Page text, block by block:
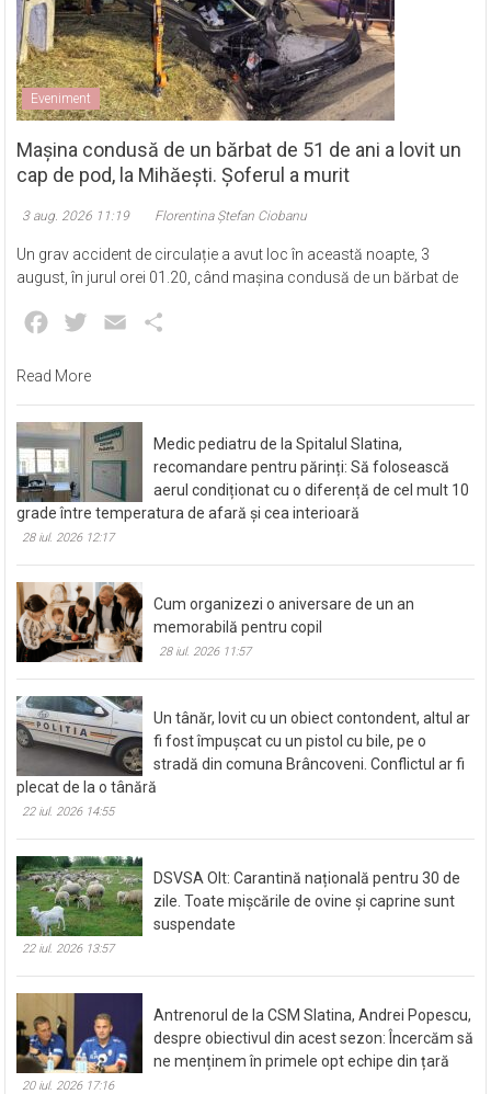
Eveniment
Mașina condusă de un bărbat de 51 de ani a lovit un
cap de pod, la Mihăești. Șoferul a murit
3 aug. 2026 11:19 Florentina Ștefan Ciobanu
Un grav accident de circulație a avut loc în această noapte, 3
august, în jurul orei 01.20, când mașina condusă de un bărbat de
Facebook
Twitter Email
Read More
Medic pediatru de la Spitalul Slatina,
recomandare pentru părinți: Să folosească
aerul condiționat cu o diferență de cel mult 10
grade între temperatura de afară și cea interioară
28 iul. 2026 12:17
Cum organizezi o aniversare de un an
memorabilă pentru copil
28 iul. 2026 11:57
Un tânăr, lovit cu un obiect contondent, altul ar
fi fost împușcat cu un pistol cu bile, pe o
stradă din comuna Brâncoveni. Conflictul ar fi
plecat de la o tânără
22 iul. 2026 14:55
DSVSA Olt: Carantină națională pentru 30 de
zile. Toate mișcările de ovine și caprine sunt
suspendate
22 iul. 2026 13:57
Antrenorul de la CSM Slatina, Andrei Popescu,
despre obiectivul din acest sezon: Încercăm să
ne menținem în primele opt echipe din țară
20 iul. 2026 17:16